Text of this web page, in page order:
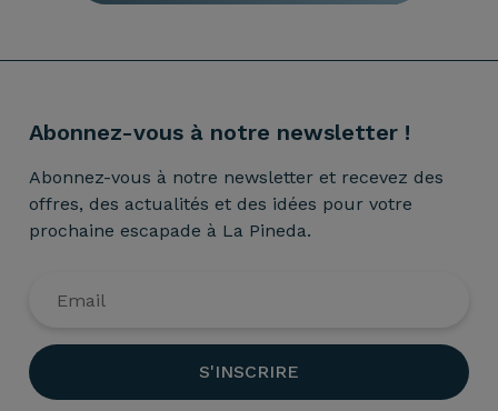
Abonnez-vous à notre newsletter !
Abonnez-vous à notre newsletter et recevez des
offres, des actualités et des idées pour votre
prochaine escapade à La Pineda.
S'INSCRIRE